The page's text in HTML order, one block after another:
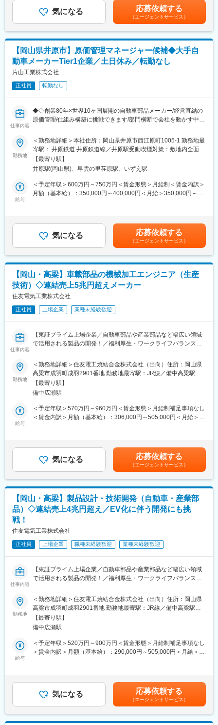
スク用研磨キャリアなどのプラスチック部品、製品およびプラス
チック用金型の設計製造を行っています。材料検討、金型設計製
作から成形、二次加飾加工、組立までのトータルな一貫生産シス
テムの確立は、当社最大強みです。また、国内だけに留まらず、
中国、タイにも当社の技術を支える設備を有しています。
＜ご入社される方への期待＞
レイングマネージャーとして5年・10年後を担う所長ポジション
で活躍いただける方を募集しております。
◎国内外への販路拡大！
あなたのこれまでのご経験を活かし、国内外問わず、半導体ウエ
ハーを使っている会社に搬送用のキャリア等の販路拡大がミッシ
ョンとなります。
※業務範囲や裁量権が大きく、これまで培われたご経験を存分に発
揮して事業拡大を行いたい！というチャレンジ精神旺盛な方には
ぴったりな環境です。
■おススメポイント
・三菱電機パートナー企業のプラスチック部品メーカーです。
一貫製造体制による高い技術力×デザイン性×量産体制が強みに、
安定的に案件を獲得しており盤石な経営基盤がございます。
にも積極的に展開している岡山の成長優良企業です。
ハードディスク用研磨キャリアなどのプラスチック部品、製品お
よびプラスチック用金型の設計製造を行っています。
材料検討、金型設計製作から成形、二次加飾加工、組立までのト
ータルな一貫生産システムの確立は、当社最大強みです。
また、国内だけに留まらず、中国、タイにも当社の技術を支える
設備を有しています。
目安の金額であり、選考を通じて上下する可能性があります。月
給(月額)は固定手当を含めた表記です。
気になる 応募依頼する
（エージェントサービス）
【岡山県井原市】原価管理マネージャー候補◆大手自
動車メーカーTier1企業／土日休み／転勤なし
片山工業株式会社
正社員 転勤なし
仕事内容
◆◇創業80年×世界10ヶ国展開の自動車部品メーカー/経営直結の
原価管理/仕組み構築に挑戦できます/部門横断で会社を動かす中核
■おすすめPOINT ＼“原価をつくる”仕組みをゼロから構築する経
営重要ポジション／
・営業主導で分散していた見積業務を刷新し、会社の利益率を改
善する中核ミッション！
・常務執行役員直轄のため、成果が経営に直結する高い影響力を
発揮できます。
・自動車部品に加え建設機械・福祉など多角事業で安定成長を実
原価管理部門の立ち上げリーダーとして、原価算出・見積精度向
上・仕組み構築まで一貫して担当いただきます。
具体的には、顧客要求や市場価格を基に製品の目標原価を設定
件に関与し、精度とスピードの両立を実現します。
また、属人的だった原価算出プロセスを標準化し、誰でも再現可
能な仕組みへと構築することが最大のミッションです。
加えて、原価データの可視化や分析を行い、経営層へのレポーテ
ィングも担います。将来的には3～4名規模の組織を率い、育成や
体制強化にも携わります！
■この仕事で実現できること：
・営業主導から脱却し、会社全体の意思決定基盤を変革！
・原価を“算出する”だけでなく“仕組みとして定着させる”経験◎
■キャリアパス：
経営層に直結する原価管理のプロフェッショナルとして、大きな
裁量と影響力を持って働けることが最大の魅力です。
やりがいを実感できます。製造、営業、技術職などの経験を活か
し、他部門を巻き込みながら会社全体を動かすことができ、経営
《1》グローバル展開 自動車部品メーカーとして成長し、現在は
世界10ヶ国13拠点で事業を展開しています。
《2》安定基盤 自動車部品に加え複数事業を展開し、景気変動下
でも安定した経営を実現しています。
《3》成長環境 新製品開発や海外連携の機会があり、現場発信の
アイデアが活かされる風土です。
変更の範囲：会社の定める業務
勤務地
＜勤務地詳細＞本社住所：岡山県井原市西江原町1005-1 勤務地最
寄駅： 井原鉄道 井原鉄道線／井原駅受動喫煙対策：敷地内全面禁
煙変更の範囲：会社の定める事業所
【最寄り駅】
井原駅(岡山県)、早雲の里荏原駅、いずえ駅
給与
＜予定年収＞600万円～750万円＜賃金形態＞月給制＜賃金内訳＞
月額（基本給）：350,000円～400,000円＜月給＞350,000円～
を通じて上下する可能性があります。月給(月額)は固定手当を含め
た表記です。気になる 応募依頼する
（エージェントサービス）
【岡山・高梁】車載部品の機械加工エンジニア（生産
技術）◇連結売上5兆円超えメーカー
住友電気工業株式会社
正社員 上場企業 業種未経験歓迎
仕事内容
【東証プライム上場企業／自動車部品や産業部品など幅広い領域
で活用される製品の開発！／福利厚生・ワークライフバランス
■業務内容：
粉末冶金法を用いた自動車用構造部品(エンジン、駆動部など)の
NC旋盤、マシニングセンター、研磨機などによる加工工程設計、
加工技術開発、改善をお任せします。
〇具体的には・・・
・顧客図面に対して、粉末冶金法に適した形状におけるコスト競
争力のある加工方法や加工設備、ツールレイアウトなどを提案。
・量産立上後はコスト低減活動、必要に応じて新技術や新工法の
開発も対応いただきます。
勤務地：岡山県）に住友電気工業より在籍出向となります。待
遇・給与は住友電気工業と変わりません。
・半日有休休暇、時間単位有給休暇などがあるため、年間平均有
もあるため、メリハリをつけて働くことができます。
・女性の育児休業復帰率100%、男性育児休業取得率97%、子育
てしながら働く女性社員350人以上とライフイベントにあわせて
■当社の特徴、魅力：
・福利厚生、待遇（平均年収1020万円）がよく、また創業以来人
員削減等を行ったことがない企業です。日本を代表するグローバ
とができます。事業安定の一つの実証ですが、世界の各資本市場
で機関投資家に大きな影響を及ぼしていている「Moodys社」格付
・現在の全社的な取り組みの一つが「グループグローバル」。売
上の60％以上を海外が締め、約40ヵ国で事業を展開しています。
世界を視野に入れた採用や組織・制度づくりに取り組んでいま
す。
勤務地
＜勤務地詳細＞住友電工焼結合金株式会社（出向）住所：岡山県
高梁市成羽町成羽2901番地 勤務地最寄駅：JR線／備中高梁駅受
動喫煙対策：屋内全面禁煙変更の範囲：当社国内外各事業所(関連
会社及び関係する諸団体含む)
【最寄り駅】
備中広瀬駅
給与
＜予定年収＞570万円～960万円＜賃金形態＞月給制補足事項なし
＜賃金内訳＞月額（基本給）：306,000円～505,000円＜月給＞
目安の金額であり、選考を通じて上下する可能性があります。月
給(月額)は固定手当を含めた表記です。
気になる 応募依頼する
（エージェントサービス）
【岡山・高梁】製品設計・技術開発（自動車・産業部
品）◇連結売上4兆円超え／EV化に伴う開発にも挑
戦！
住友電気工業株式会社
正社員 上場企業 職種未経験歓迎 業種未経験歓迎
仕事内容
【東証プライム上場企業／自動車部品や産業部品など幅広い領域
で活用される製品の開発！／福利厚生・ワークライフバランス
■業務内容：製品開発～量産立ち上げまでお任せいたします。
・粉末冶金を用いた機械部品の製品形状提案から量産立上
・粉末冶金を用いた新製品、新技術の開発
・軟磁性材を用いた電装部品の開発
〇具体的には・・・
・製品仕様取り決め、見積、工程設計、試作評価、量産立上業務
性あります。
■配属先（住友電工焼結合金株式会社）について
勤務地
＜勤務地詳細＞住友電工焼結合金株式会社（出向）住所：岡山県
高梁市成羽町成羽2901番地 勤務地最寄駅：JR線／備中高梁駅受
動喫煙対策：屋内全面禁煙
【最寄り駅】
備中広瀬駅
給与
＜予定年収＞520万円～900万円＜賃金形態＞月給制補足事項なし
＜賃金内訳＞月額（基本給）：290,000円～505,000円＜月給＞
目安の金額であり、選考を通じて上下する可能性があります。月
給(月額)は固定手当を含めた表記です。
気になる 応募依頼する
（エージェントサービス）